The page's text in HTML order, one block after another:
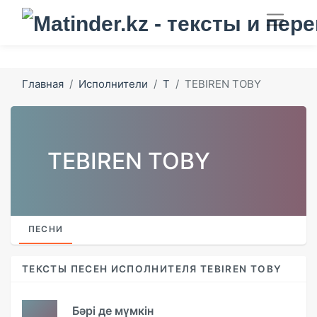
Главная Исполнители T TEBIREN TOBY
TEBIREN TOBY
ПЕСНИ
ТЕКСТЫ ПЕСЕН ИСПОЛНИТЕЛЯ TEBIREN TOBY
Бәрі де мүмкін